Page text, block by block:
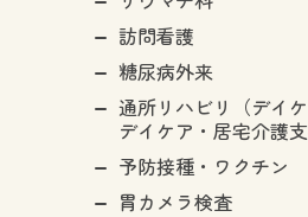
訪問看護
糖尿病外来
通所リハビリ（デイ
デイケア・居宅介護
予防接種・ワクチン
胃カメラ検査